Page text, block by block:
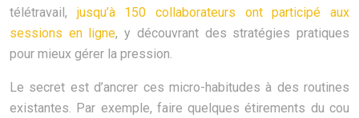
télétravail, jusqu’à 150 collaborateurs ont participé aux
sessions en ligne, y découvrant des stratégies pratiques
pour mieux gérer la pression.
Le secret est d’ancrer ces micro-habitudes à des routines
existantes. Par exemple, faire quelques étirements du cou